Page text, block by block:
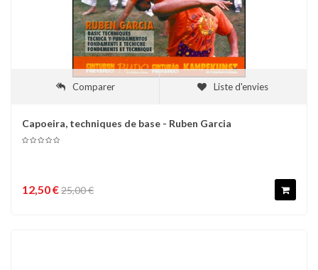
Comparer Liste d'envies
Capoeira, techniques de base - Ruben Garcia
12,50 €25,00 €